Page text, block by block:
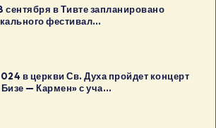
в Тивте запланировано
фестивал…
в церкви Св. Духа пройдет концерт
— Кармен» с уча…